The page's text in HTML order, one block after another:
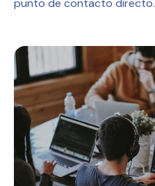
punto de contacto directo.